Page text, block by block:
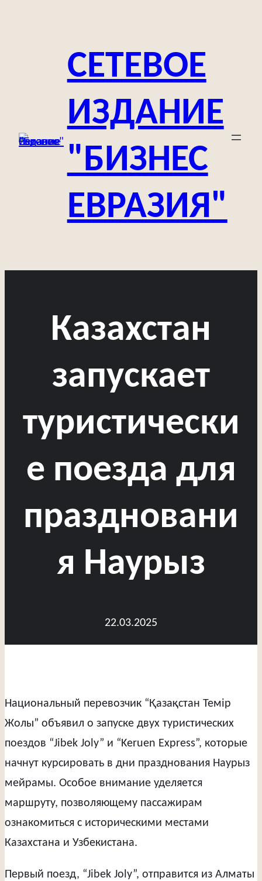
содержимомуСЕТЕВОЕ
ИЗДАНИЕ
"БИЗНЕС
ЕВРАЗИЯ"
Казахстан
запускает
туристически
е поезда для
праздновани
я Наурыз
22.03.2025
Национальный перевозчик “Қазақстан Темір
Жолы” объявил о запуске двух туристических
поездов “Jibek Joly” и “Keruen Express”, которые
начнут курсировать в дни празднования Наурыз
мейрамы. Особое внимание уделяется
маршруту, позволяющему пассажирам
ознакомиться с историческими местами
Казахстана и Узбекистана.
Первый поезд, “Jibek Joly”, отправится из Алматы